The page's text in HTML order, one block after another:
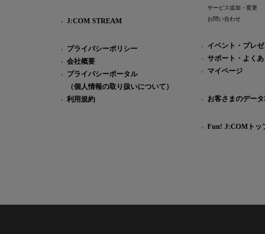
J:COM STREAM
プライバシーポリシー
会社概要
プライバシーポータル
（個人情報の取り扱いについて）
利用規約
サービス追加・変更
お問い合わせ
イベント・プレゼ
サポート・よくあ
マイページ
お客さまのデー
Fun! J:COMトッ